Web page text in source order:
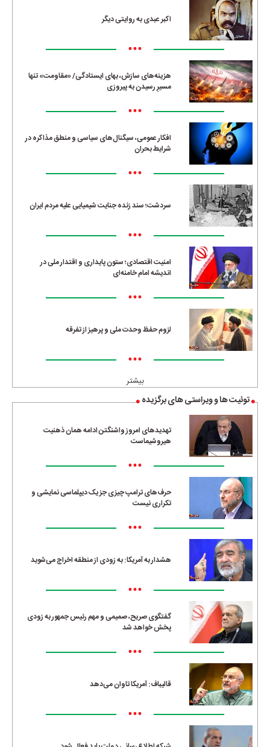
اکبر عبدی به روایتی دیگر
•••
هزینه‌های سازش، بهای ایستادگی/ «مقاومت» تنها
مسیرِ رسیدن به پیروزی
•••
افکار عمومی، سیگنال‌های سیاسی و منطق مذاکره در
شرایط بحران
•••
سردشت؛ سند زنده جنایت شیمیایی علیه مردم ایران
•••
امنیت اقتصادی؛ ستون پایداری و اقتدار ملی در
اندیشه امام خامنه‌ای
•••
لزوم حفظ وحدت ملی و پرهیز از تفرقه
•••
بیشتر
توئیت ها و ویراستی های برگزیده
تهدیدهای امروز واشنگتن ادامه همان ذهنیت
هیروشیماست
•••
حرف‌های ترامپ چیزی جز یک دیپلماسی نمایشی و
تکراری نیست
•••
هشدار به آمریکا: به زودی از منطقه اخراج می‌شوید
•••
گفتگوی صریح، صمیمی و مهم رئیس جمهور به زودی
پخش خواهد شد
•••
قالیباف: آمریکا تاوان می‌دهد
•••